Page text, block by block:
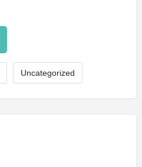
Uncategorized